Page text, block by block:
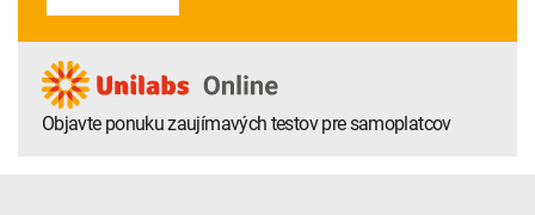
Objavte ponuku zaujímavých testov pre samoplatcov